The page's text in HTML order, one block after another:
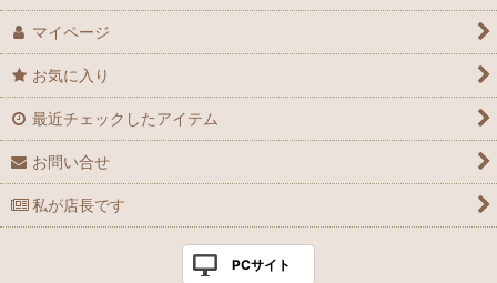
マイページ
お気に入り
最近チェックしたアイテム
お問い合せ
私が店長です
PCサイト